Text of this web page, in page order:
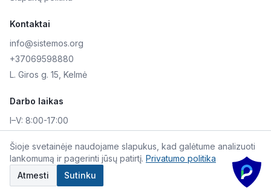
Kontaktai
info@sistemos.org
+37069598880
L. Giros g. 15, Kelmė
Darbo laikas
I–V: 8:00-17:00
© 2026 Skaitmeninė AKIS. Visos teisės saugomos.
Šioje svetainėje naudojame slapukus, kad galėtume analizuoti
lankomumą ir pagerinti jūsų patirtį. Privatumo politika
Atmesti
Sutinku